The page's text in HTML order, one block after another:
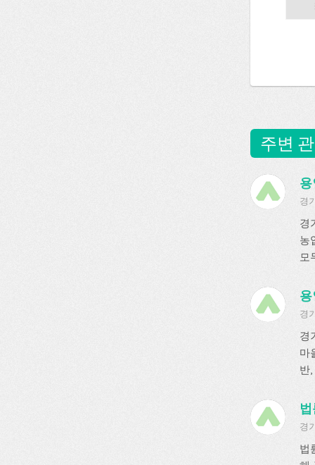
주변
경
경
농
모
경
경
마
반
경
법